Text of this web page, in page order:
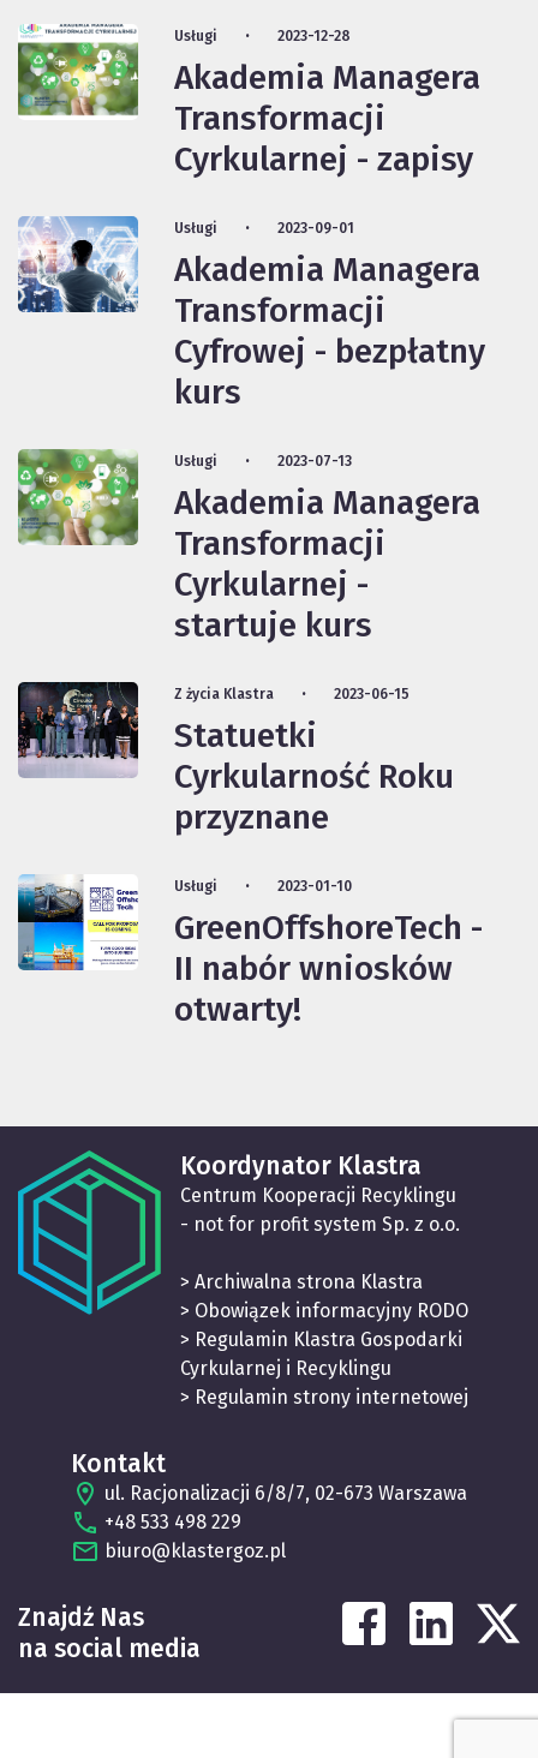
Usługi 2023-12-28
Akademia Managera
Transformacji
Cyrkularnej - zapisy
Usługi 2023-09-01
Akademia Managera
Transformacji
Cyfrowej - bezpłatny
kurs
Usługi 2023-07-13
Akademia Managera
Transformacji
Cyrkularnej -
startuje kurs
Z życia Klastra 2023-06-15
Statuetki
Cyrkularność Roku
przyznane
Usługi 2023-01-10
GreenOffshoreTech -
II nabór wniosków
otwarty!
Koordynator Klastra
Centrum Kooperacji Recyklingu
- not for profit system Sp. z o.o.
> Archiwalna strona Klastra
> Obowiązek informacyjny RODO
> Regulamin Klastra Gospodarki
Cyrkularnej i Recyklingu
> Regulamin strony internetowej
Kontakt
ul. Racjonalizacji 6/8/7, 02-673 Warszawa
+48 533 498 229
biuro@klastergoz.pl
Znajdź Nas
na social media